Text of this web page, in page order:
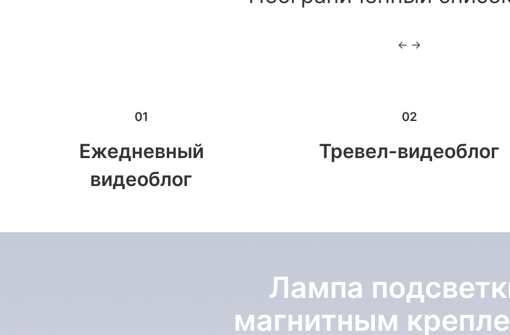
← →
01
Ежедневный
видеоблог
02
Тревел-видеоблог
Лампа
магнитным